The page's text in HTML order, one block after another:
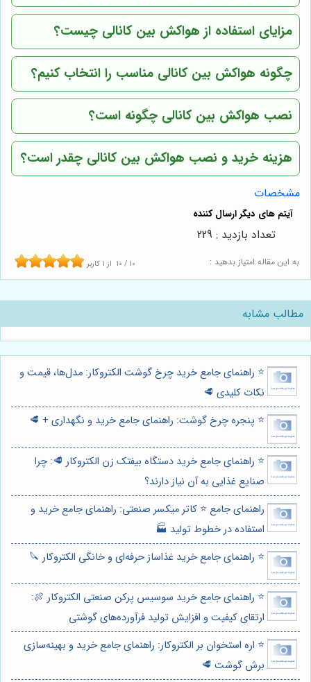
مزایای استفاده از هواکش بین کانالی چیست؟
چگونه هواکش بین کانالی مناسب را انتخاب کنیم؟
نصب هواکش بین کانالی چگونه است؟
هزینه خرید و نصب هواکش بین کانالی چقدر است؟
مشخصات
به این مقاله امتیاز بدهید : 10 / 10 از 1 کاربر
تعداد بازدید : 229
مطالب مشابه
⭐️ راهنمای جامع خرید چرخ گوشت الکتروکار: مدل‌ها، قیمت و
نکات کلیدی 🥩
⭐️ پنجره چرخ گوشت: راهنمای جامع خرید و نگهداری + 🥩
⭐️ راهنمای جامع خرید دستگاه بیفتک زن الکتروکار 🥩: چرا
صنایع غذایی به آن نیاز دارند؟
راهنمای جامع ⭐️ کاتر میکسر صنعتی: راهنمای جامع خرید و
استفاده در خطوط تولید 🏭
⭐️ راهنمای جامع خرید غذاساز حرفه‌ای و خانگی الکتروکار 🔪
⭐️ راهنمای جامع خرید سوسیس پرکن صنعتی الکتروکار 🍖:
ارتقای کیفیت و افزایش تولید فرآورده‌های گوشتی
⭐️ اره استخوان بر الکتروکار: راهنمای جامع خرید و بهینه‌سازی
برش گوشت 🥩